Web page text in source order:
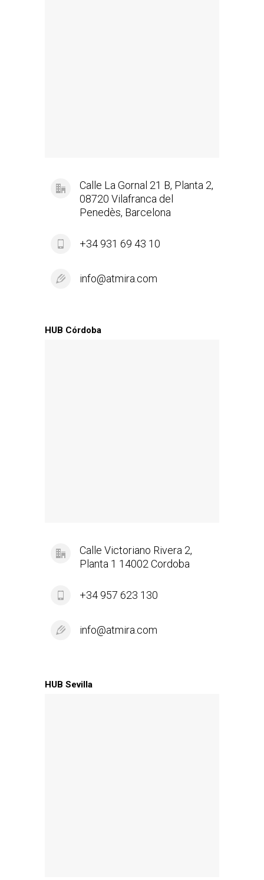
Calle La Gornal 21 B, Planta 2,
08720 Vilafranca del
Penedès, Barcelona
+34 931 69 43 10
info@atmira.com
HUB Córdoba
Calle Victoriano Rivera 2,
Planta 1 14002 Cordoba
+34 957 623 130
info@atmira.com
HUB Sevilla